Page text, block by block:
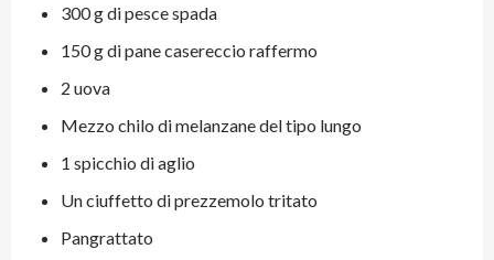
300 g di pesce spada
150 g di pane casereccio raffermo
2 uova
Mezzo chilo di melanzane del tipo lungo
1 spicchio di aglio
Un ciuffetto di prezzemolo tritato
Pangrattato